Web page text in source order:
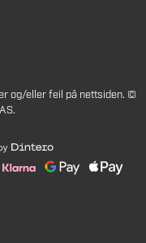
og/eller feil på nettsiden. ©